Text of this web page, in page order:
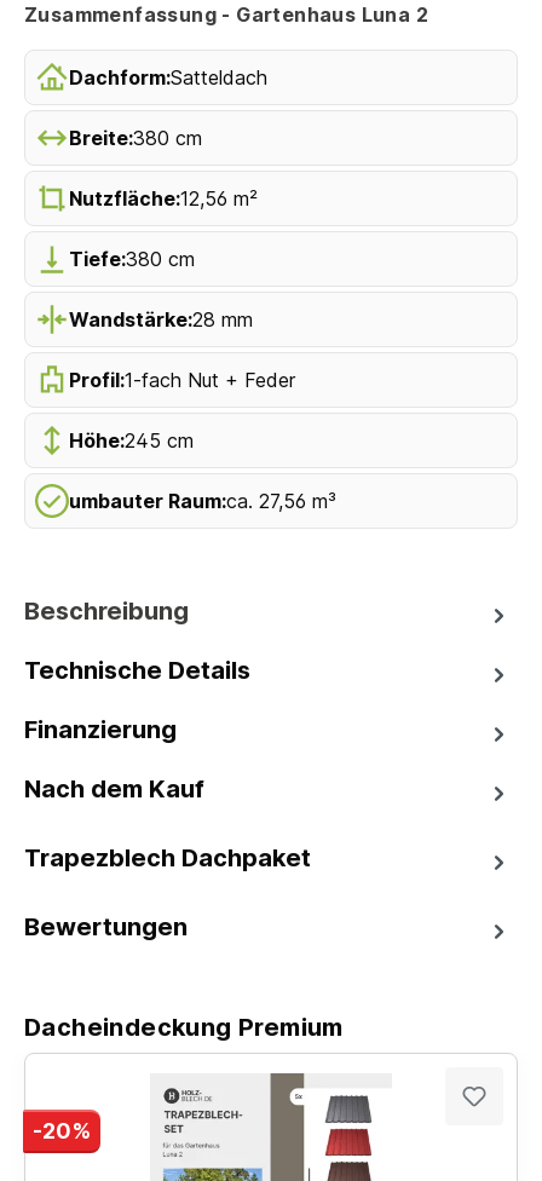
Zusammenfassung - Gartenhaus Luna 2
Dachform:Satteldach
Breite:380 cm
Nutzfläche:12,56 m²
Tiefe:380 cm
Wandstärke:28 mm
Profil:1-fach Nut + Feder
Höhe:245 cm
umbauter Raum:ca. 27,56 m³
Beschreibung
Technische Details
Finanzierung
Nach dem Kauf
Trapezblech Dachpaket
Bewertungen
Dacheindeckung Premium
-20%